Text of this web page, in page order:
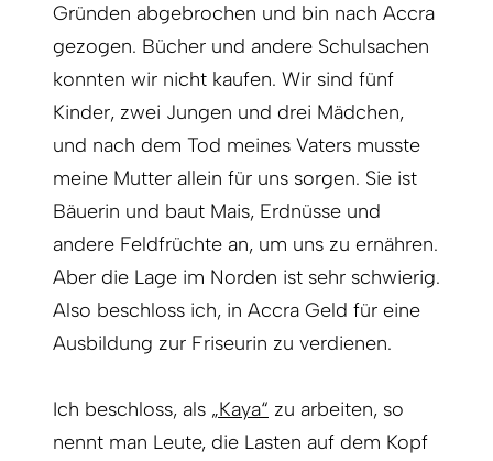
Gründen abgebrochen und bin nach Accra
gezogen. Bücher und andere Schulsachen
konnten wir nicht kaufen. Wir sind fünf
Kinder, zwei Jungen und drei Mädchen,
und nach dem Tod meines Vaters musste
meine Mutter allein für uns sorgen. Sie ist
Bäuerin und baut Mais, Erdnüsse und
andere Feldfrüchte an, um uns zu ernähren.
Aber die Lage im Norden ist sehr schwierig.
Also beschloss ich, in Accra Geld für eine
Ausbildung zur Friseurin zu verdienen.
Ich beschloss, als „Kaya“ zu arbeiten, so
nennt man Leute, die Lasten auf dem Kopf